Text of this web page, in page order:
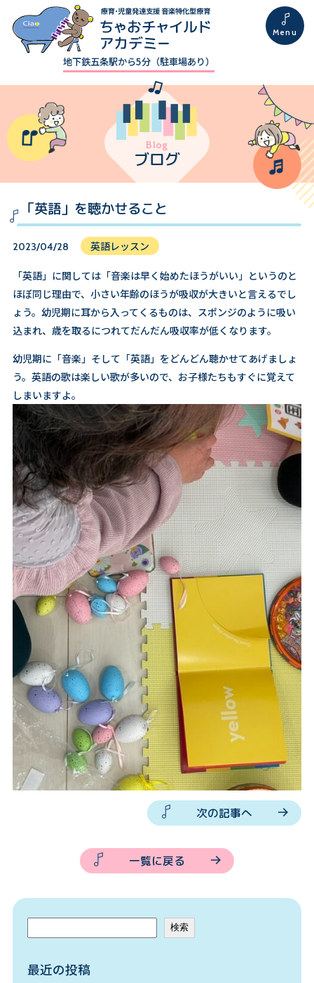
地下鉄五条駅から5分（駐車場あり）
Blog
ブログ
「英語」を聴かせること
2023/04/28 英語レッスン
「英語」に関しては「音楽は早く始めたほうがいい」というのと
ほぼ同じ理由で、小さい年齢のほうが吸収が大きいと言えるでし
ょう。幼児期に耳から入ってくるものは、スポンジのように吸い
込まれ、歳を取るにつれてだんだん吸収率が低くなります。
幼児期に「音楽」そして「英語」をどんどん聴かせてあげましょ
う。英語の歌は楽しい歌が多いので、お子様たちもすぐに覚えて
しまいますよ。
次の記事へ
一覧に戻る
検索
最近の投稿